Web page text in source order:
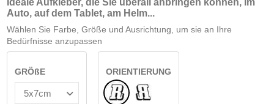
Auto, auf dem Tablet, am Helm...
Wählen Sie Farbe, Größe und Ausrichtung, um sie an Ihre
Bedürfnisse anzupassen
GRÖßE
ORIENTIERUNG
NormaleUmgedreht